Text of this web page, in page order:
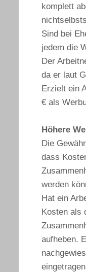
komplett
Sind bei
jedem die
Der
da er laut
Erzielt ein
€ als
Höhere
Die
dass
werden
Hat ein
Kosten als
aufheben.